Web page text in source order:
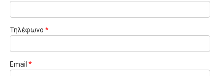
Τηλέφωνο *
Email *